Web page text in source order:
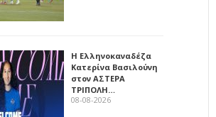
Η Ελληνοκαναδέζα
Κατερίνα Βασιλούνη
στον ΑΣΤΕΡΑ
ΤΡΙΠΟΛΗ…
08-08-2026